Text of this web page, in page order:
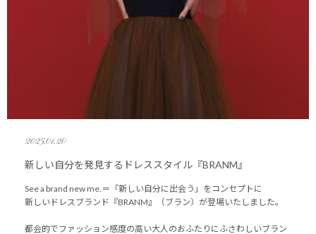
2025.01.20
新しい自分を発見するドレススタイル『BRANM』
See a brand new me.＝「新しい自分に出会う」をコンセプトに
新しいドレスブランド『BRANM』（ブラン）が登場いたしました。
都会的でファッション感度の高い大人のおふたりにふさわしいブラン